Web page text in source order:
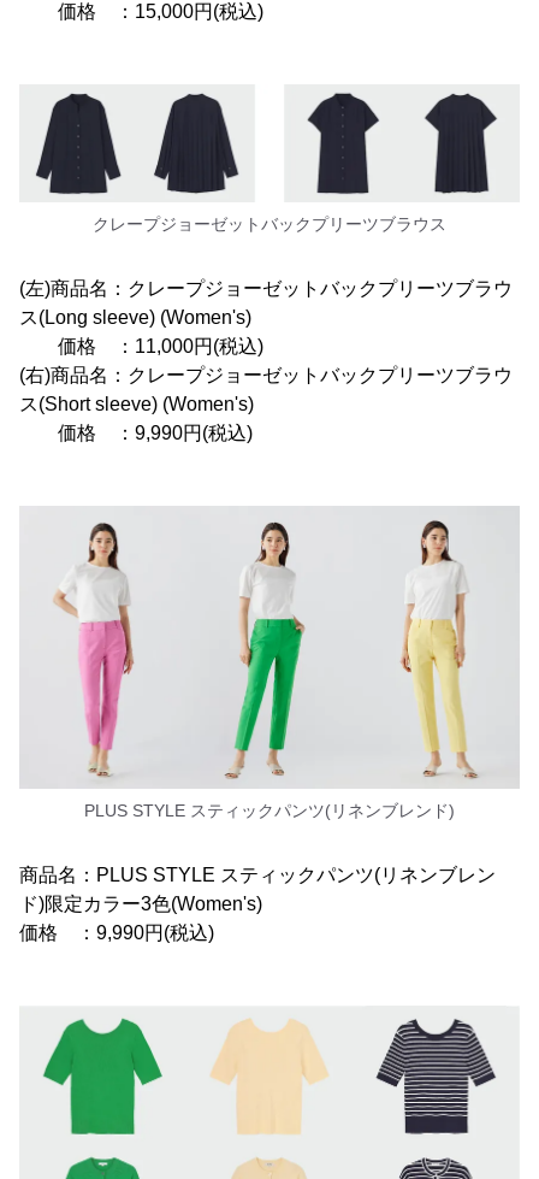
価格 ：15,000円(税込)
クレープジョーゼットバックプリーツブラウス
(左)商品名：クレープジョーゼットバックプリーツブラウ
ス(Long sleeve) (Women's)
価格 ：11,000円(税込)
(右)商品名：クレープジョーゼットバックプリーツブラウ
ス(Short sleeve) (Women's)
価格 ：9,990円(税込)
PLUS STYLE スティックパンツ(リネンブレンド)
商品名：PLUS STYLE スティックパンツ(リネンブレン
ド)限定カラー3色(Women's)
価格 ：9,990円(税込)